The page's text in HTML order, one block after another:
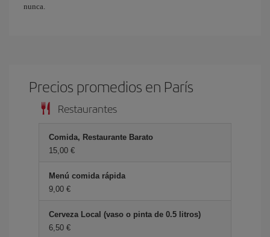
nunca.
Precios promedios en París
Restaurantes
Comida, Restaurante Barato
15,00 €
Menú comida rápida
9,00 €
Cerveza Local (vaso o pinta de 0.5 litros)
6,50 €